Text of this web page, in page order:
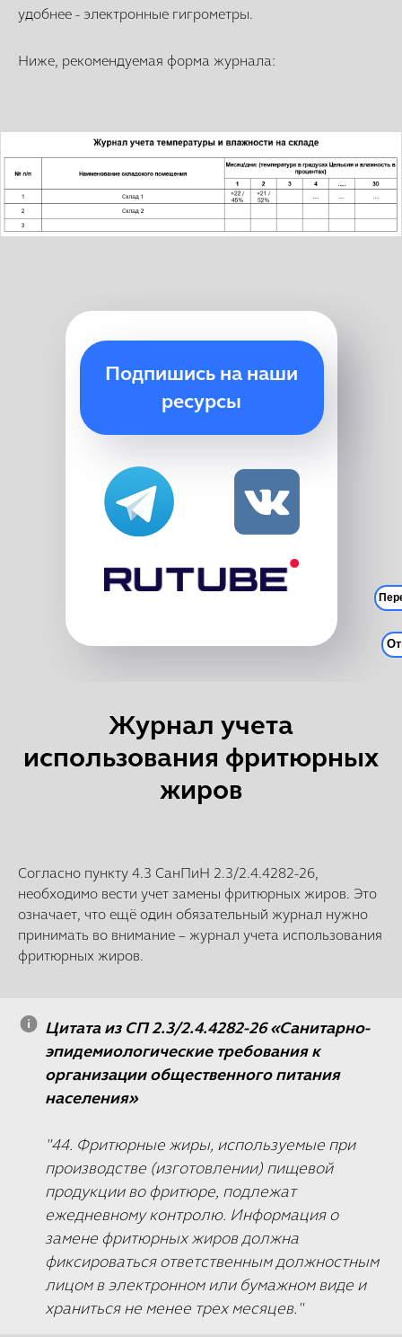
удобнее - электронные гигрометры.
Ниже, рекомендуемая форма журнала:
Подпишись на наши
ресурсы
Журнал учета
использования фритюрных
жиров
Согласно пункту 4.3 СанПиН 2.3/2.4.4282-26,
необходимо вести учет замены фритюрных жиров. Это
означает, что ещё один обязательный журнал нужно
принимать во внимание – журнал учета использования
фритюрных жиров.
Цитата из СП 2.3/2.4.4282-26 «Санитарно-
эпидемиологические требования к
организации общественного питания
населения»
"44. Фритюрные жиры, используемые при
производстве (изготовлении) пищевой
продукции во фритюре, подлежат
ежедневному контролю. Информация о
замене фритюрных жиров должна
фиксироваться ответственным должностным
лицом в электронном или бумажном виде и
храниться не менее трех месяцев."